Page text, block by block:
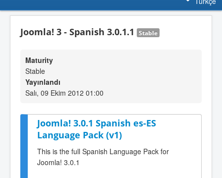
Joomla! 3 - Spanish 3.0.1.1 Stable
Maturity
Stable
Yayınlandı
Salı, 09 Ekim 2012 01:00
Joomla! 3.0.1 Spanish es-ES
Language Pack (v1)
This is the full Spanish Language Pack for
Joomla! 3.0.1